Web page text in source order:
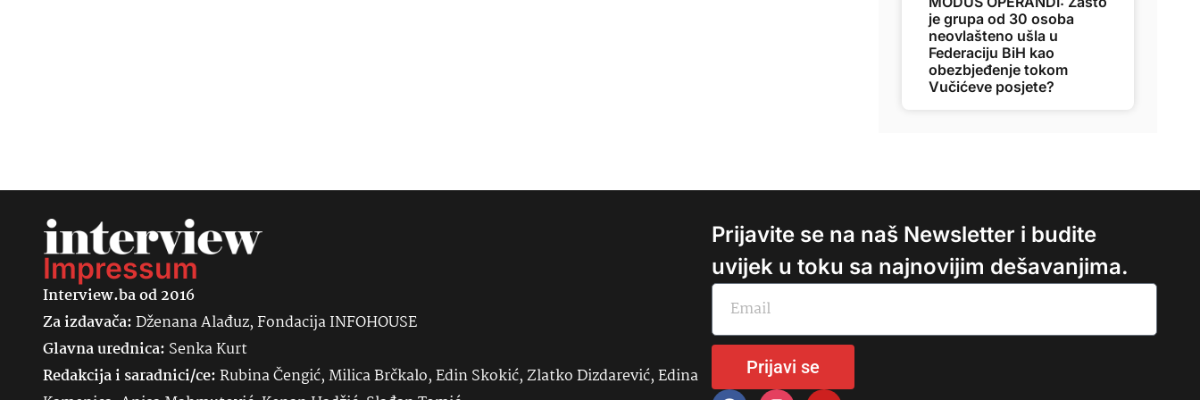
je grupa od 30 osoba
neovlašteno ušla u
Federaciju BiH kao
obezbjeđenje tokom
Vučićeve posjete?
Impressum
Interview.ba od 2016
Za izdavača:Dženana Alađuz, Fondacija INFOHOUSE
Glavna urednica: SenkaKurt
Redakcija i saradnici/ce:Rubina Čengić, Milica Brčkalo, Edin Skokić, Zlatko Dizdarević, Edina
Prijavite se na naš Newsletter i budite
uvijek u toku sa najnovijim dešavanjima.
Prijavi se